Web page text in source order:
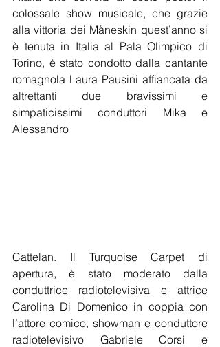
colossale show musicale, che grazie
alla vittoria dei Måneskin quest’anno si
è tenuta in Italia al Pala Olimpico di
Torino, è stato condotto dalla cantante
romagnola Laura Pausini affiancata da
altrettanti due bravissimi e
simpaticissimi conduttori Mika e
Alessandro
Cattelan. Il Turquoise Carpet di
apertura, è stato moderato dalla
conduttrice radiotelevisiva e attrice
Carolina Di Domenico in coppia con
l’attore comico, showman e conduttore
radiotelevisivo Gabriele Corsi e